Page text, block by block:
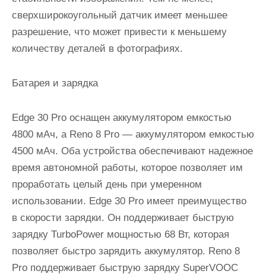
сверхширокоугольный датчик имеет меньшее
разрешение, что может привести к меньшему
количеству деталей в фотографиях.
Батарея и зарядка
Edge 30 Pro оснащен аккумулятором емкостью
4800 мАч, а Reno 8 Pro — аккумулятором емкостью
4500 мАч. Оба устройства обеспечивают надежное
время автономной работы, которое позволяет им
проработать целый день при умеренном
использовании. Edge 30 Pro имеет преимущество
в скорости зарядки. Он поддерживает быструю
зарядку TurboPower мощностью 68 Вт, которая
позволяет быстро зарядить аккумулятор. Reno 8
Pro поддерживает быструю зарядку SuperVOOC